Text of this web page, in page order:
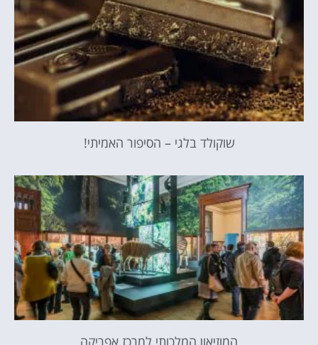
שוקולד בלגי – הסיפור האמיתי!
המוזיאון המלכותי למרכז אפריקה